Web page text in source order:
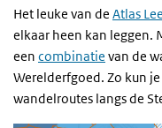
Het leuke van de Atlas
elkaar heen kan leggen.
een combinatie van de
Werelderfgoed. Zo kun
wandelroutes langs de